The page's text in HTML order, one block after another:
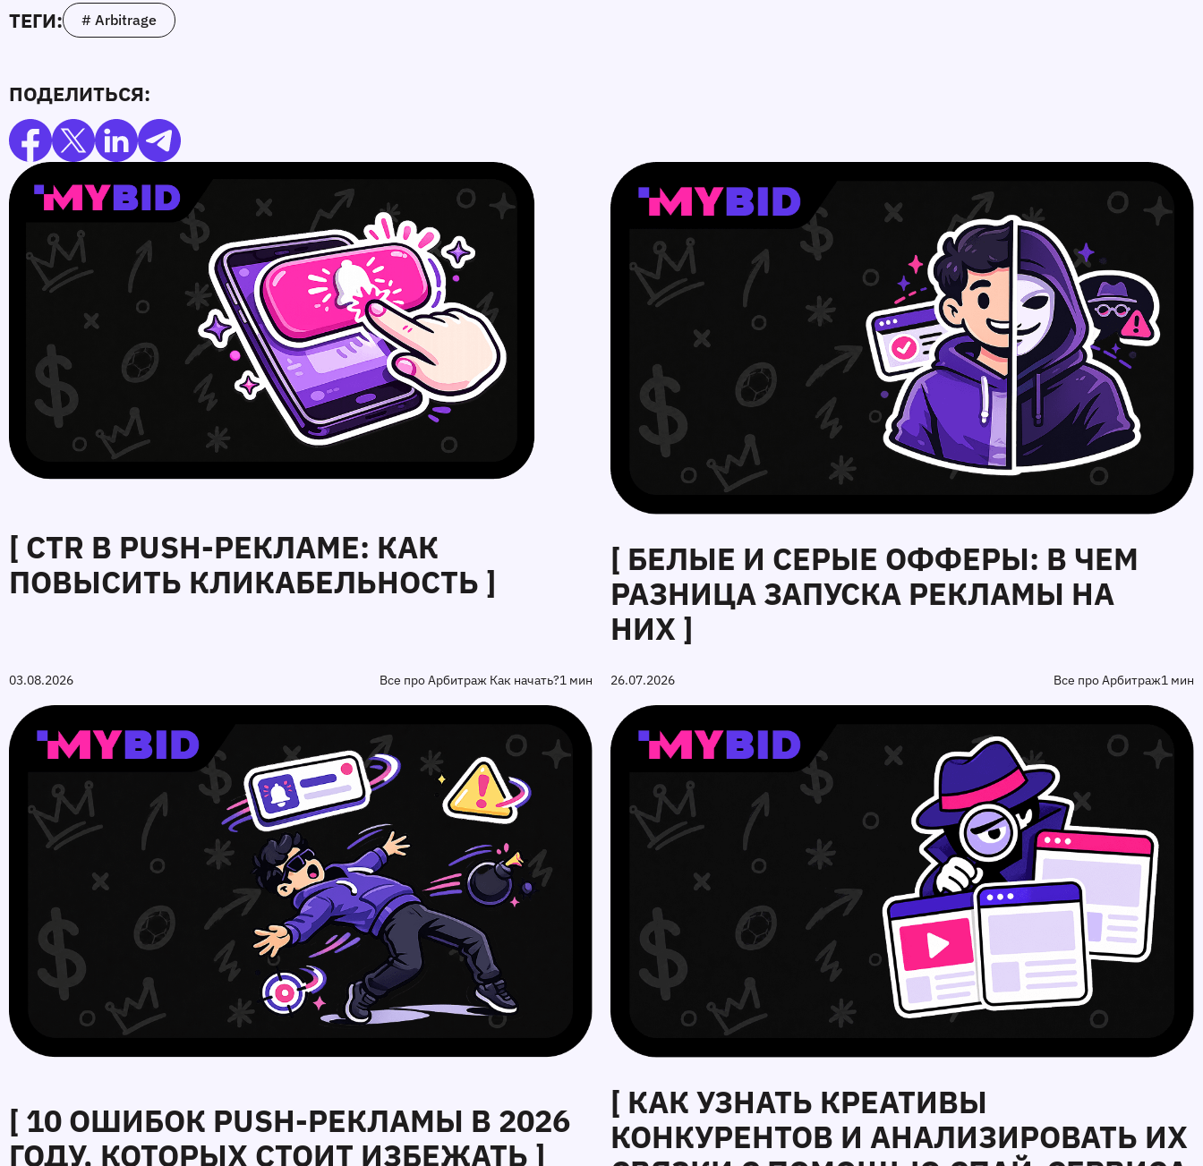
ТЕГИ: # Arbitrage
ПОДЕЛИТЬСЯ:
[ CTR В PUSH-РЕКЛАМЕ: КАК
ПОВЫСИТЬ КЛИКАБЕЛЬНОСТЬ ]
03.08.2026 Все про Арбитраж Как начать?1 мин
[ БЕЛЫЕ И СЕРЫЕ ОФФЕРЫ: В ЧЕМ
РАЗНИЦА ЗАПУСКА РЕКЛАМЫ НА
НИХ ]
26.07.2026 Все про Арбитраж1 мин
[ 10 ОШИБОК PUSH‑РЕКЛАМЫ В 2026
ГОДУ, КОТОРЫХ СТОИТ ИЗБЕЖАТЬ ]
[ КАК УЗНАТЬ КРЕАТИВЫ
КОНКУРЕНТОВ И АНАЛИЗИРОВАТЬ ИХ